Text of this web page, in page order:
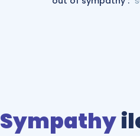
Sympathy